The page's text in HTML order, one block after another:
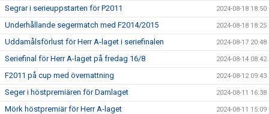
Segrar i serieuppstarten för P2011 2024-08-18 18:50
Underhållande segermatch med F2014/2015 2024-08-18 18:25
Uddamålsförlust för Herr A-laget i seriefinalen 2024-08-17 20:48
Seriefinal för Herr A-laget på fredag 16/8 2024-08-14 08:42
F2011 på cup med övernattning 2024-08-12 09:43
Seger i höstpremiären för Damlaget 2024-08-11 16:38
Mörk höstpremiär för Herr A-laget 2024-08-11 15:09